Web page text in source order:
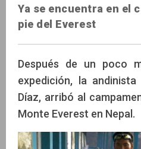
Ya se encuentra en el
pie del Everest
Después de un poco
expedición, la
Díaz, arribó al
Monte Everest en Nepal.